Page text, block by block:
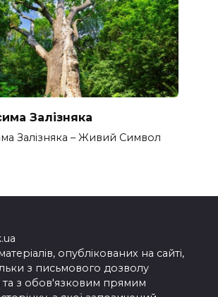
Залізняка
Залізняка – Живий Символ
опублікованих на сайті,
з письмового дозволу
та з обов'язковим прямим